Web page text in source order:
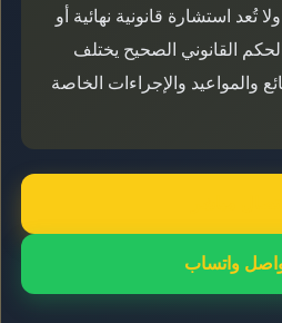
تُعد استشارة قانونية نهائية أو
القانوني الصحيح يختلف
والمواعيد والإجراءات الخاصة
واتساب